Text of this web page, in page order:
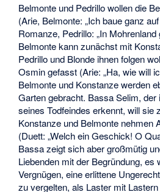
Belmonte und Pedrillo wollen die
(Arie, Belmonte: „Ich baue ganz
Romanze, Pedrillo: „In Mohrenland
Belmonte kann zunächst mit
Pedrillo und Blonde ihnen folgen
Osmin gefasst (Arie: „Ha, wie will
Belmonte und Konstanze werden
Garten gebracht. Bassa Selim, der
seines Todfeindes erkennt, will sie
Konstanze und Belmonte nehmen
(Duett: „Welch ein Geschick! O
Bassa zeigt sich aber großmütig
Liebenden mit der Begründung, es
Vergnügen, eine erlittene
zu vergelten, als Laster mit